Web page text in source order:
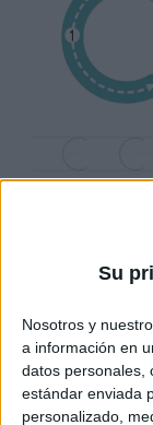
Su
Nosotros y
a información en
datos personales,
estándar enviada
personalizado,